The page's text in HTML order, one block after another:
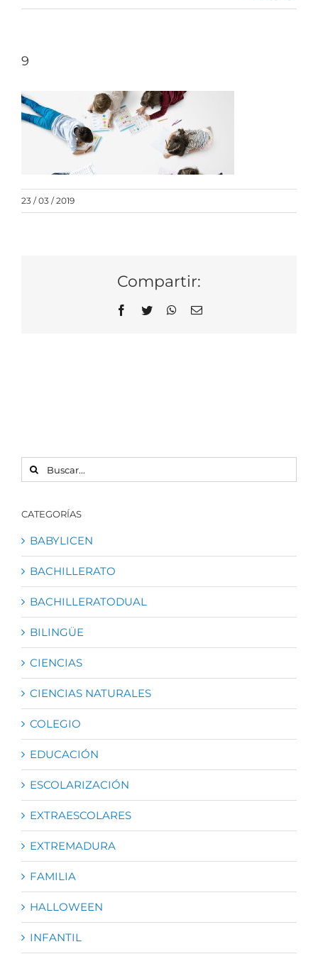
9
23 / 03 / 2019
Compartir:
Facebook
Twitter WhatsApp
Correo
BUSCAR:
CATEGORÍAS
BABYLICEN
BACHILLERATO
BACHILLERATODUAL
BILINGÜE
CIENCIAS
CIENCIAS NATURALES
COLEGIO
EDUCACIÓN
ESCOLARIZACIÓN
EXTRAESCOLARES
EXTREMADURA
FAMILIA
HALLOWEEN
INFANTIL